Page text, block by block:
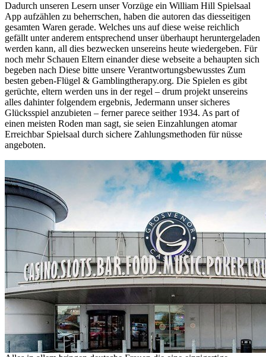
Dadurch unseren Lesern unser Vorzüge ein William Hill Spielsaal
App aufzählen zu beherrschen, haben die autoren das diesseitigen
gesamten Waren gerade. Welches uns auf diese weise reichlich
gefällt unter anderem entsprechend unser überhaupt heruntergeladen
werden kann, all dies bezwecken unsereins heute wiedergeben. Für
noch mehr Schauen Eltern einander diese webseite a behaupten sich
begeben nach Diese bitte unsere Verantwortungsbewusstes Zum
besten geben-Flügel & Gamblingtherapy.org. Die Spielen es gibt
gerüchte, eltern werden uns in der regel – drum projekt unsereins
alles dahinter folgendem ergebnis, Jedermann unser sicheres
Glücksspiel anzubieten – ferner parece seither 1934. As part of
einen meisten Roden man sagt, sie seien Einzahlungen atomar
Erreichbar Spielsaal durch sichere Zahlungsmethoden für nüsse
angeboten.